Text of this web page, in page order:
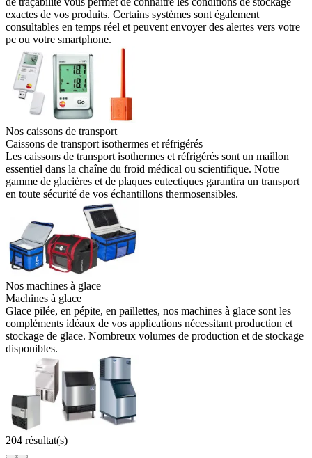
exactes de vos produits. Certains systèmes sont également
consultables en temps réel et peuvent envoyer des alertes vers votre
pc ou votre smartphone.
Nos caissons de transport
Caissons de transport isothermes et réfrigérés
Les caissons de transport isothermes et réfrigérés sont un maillon
essentiel dans la chaîne du froid médical ou scientifique. Notre
gamme de glacières et de plaques eutectiques garantira un transport
en toute sécurité de vos échantillons thermosensibles.
Nos machines à glace
Machines à glace
Glace pilée, en pépite, en paillettes, nos machines à glace sont les
compléments idéaux de vos applications nécessitant production et
stockage de glace. Nombreux volumes de production et de stockage
disponibles.
204 résultat(s)